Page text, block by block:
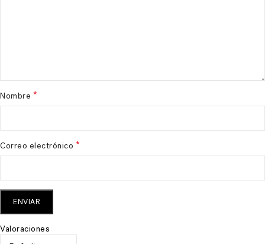
Valoraciones
Nombre *
Correo electrónico *